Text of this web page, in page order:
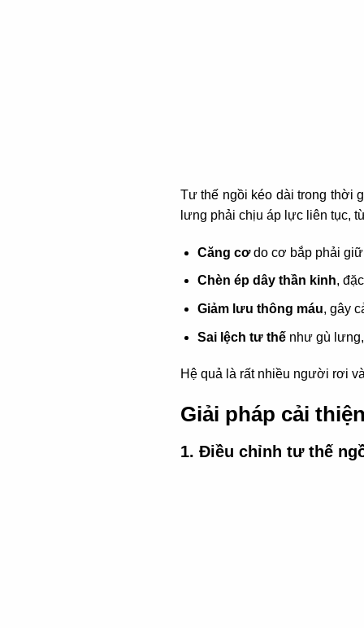
Tư thế ngồi kéo dài trong thời
lưng phải chịu áp lực liên tục,
Căng cơdo cơ bắp phải giữ
Chèn ép dây thần kinh,
Giảm lưu thông máu, gây
Sai lệch tư thếnhư gù lưng,
Hệ quả là rất nhiều người rơi
Giải pháp cải
1. Điều chỉnh tư thế